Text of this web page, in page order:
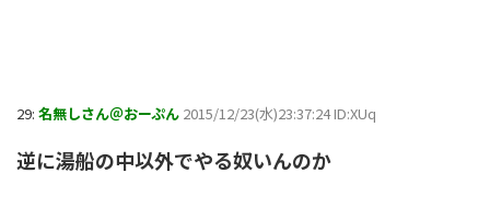
29: 名無しさん＠おーぷん 2015/12/23(水)23:37:24 ID:XUq
逆に湯船の中以外でやる奴いんのか